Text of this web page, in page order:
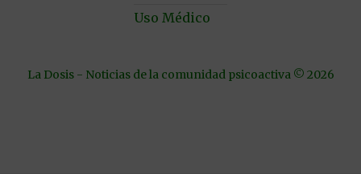
Uso Médico
La Dosis - Noticias de la comunidad psicoactiva © 2026